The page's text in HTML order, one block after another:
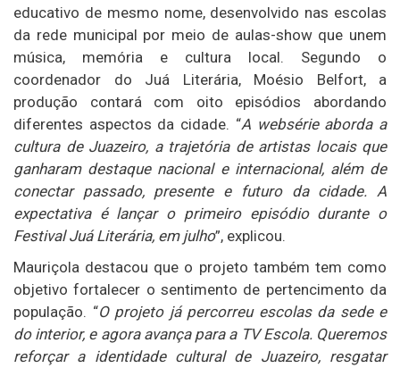
educativo de mesmo nome, desenvolvido nas escolas
da rede municipal por meio de aulas-show que unem
música, memória e cultura local. Segundo o
coordenador do Juá Literária, Moésio Belfort, a
produção contará com oito episódios abordando
diferentes aspectos da cidade. “A websérie aborda a
cultura de Juazeiro, a trajetória de artistas locais que
ganharam destaque nacional e internacional, além de
conectar passado, presente e futuro da cidade. A
expectativa é lançar o primeiro episódio durante o
Festival Juá Literária, em julho”, explicou.
Mauriçola destacou que o projeto também tem como
objetivo fortalecer o sentimento de pertencimento da
população. “O projeto já percorreu escolas da sede e
do interior, e agora avança para a TV Escola. Queremos
reforçar a identidade cultural de Juazeiro, resgatar